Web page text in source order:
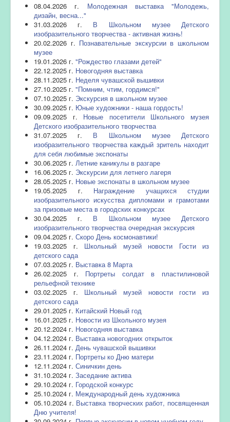
08.04.2026 г. Молодежная выставка "Молодежь,
дизайн, весна..."
31.03.2026 г. В Школьном музее Детского
изобразительного творчества - активная жизнь!
20.02.2026 г. Познавательные экскурсии в школьном
музее
19.01.2026 г. "Рождество глазами детей"
22.12.2025 г. Новогодняя выставка
28.11.2025 г. Неделя чувашской вышивки
27.10.2025 г. "Помним, чтим, гордимся!"
07.10.2025 г. Экскурсия в школьном музее
30.09.2025 г. Юные художники - наша гордость!
09.09.2025 г. Новые посетители Школьного музея
Детского изобразительного творчества
31.07.2025 г. В Школьном музее Детского
изобразительного творчества каждый зритель находит
для себя любимые экспонаты
30.06.2025 г. Летние каникулы в разгаре
16.06.2025 г. Экскурсии для летнего лагеря
28.05.2025 г. Новые экспонаты в школьном музее
19.05.2025 г. Награждение учащихся студии
изобразительного искусства дипломами и грамотами
за призовые места в городских конкурсах
30.04.2025 г. В Школьном музее Детского
изобразительного творчества очередная экскурсия
09.04.2025 г. Скоро День космонавтики!
19.03.2025 г. Школьный музей новости Гости из
детского сада
07.03.2025 г. Выставка 8 Марта
26.02.2025 г. Портреты солдат в пластилиновой
рельефной технике
03.02.2025 г. Школьный музей новости гости из
детского сада
29.01.2025 г. Китайский Новый год
16.01.2025 г. Новости из Школьного музея
20.12.2024 г. Новогодняя выставка
04.12.2024 г. Выставка новогодних открыток
26.11.2024 г. День чувашской вышивки
23.11.2024 г. Портреты ко Дню матери
12.11.2024 г. Синичкин день
31.10.2024 г. Заседание актива
29.10.2024 г. Городской конкурс
25.10.2024 г. Международный день художника
05.10.2024 г. Выставка творческих работ, посвященная
Дню учителя!